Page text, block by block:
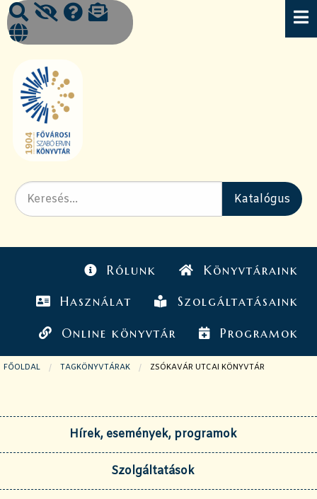
Rólunk Könyvtáraink
Használat Szolgáltatásaink
Online könyvtár Programok
FŐOLDAL TAGKÖNYVTÁRAK JELENLEGI OLDAL:
ZSÓKAVÁR UTCAI KÖNYVTÁR
Hírek, események, programok
Szolgáltatások